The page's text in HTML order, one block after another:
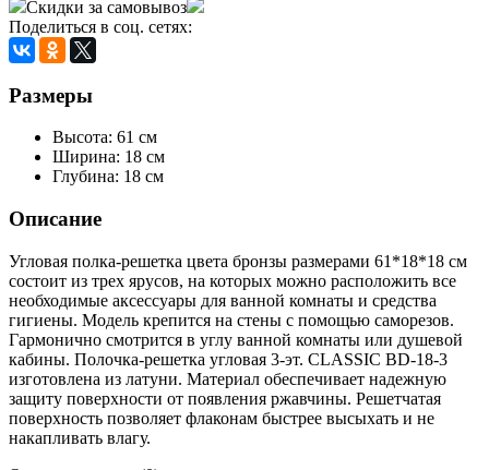
Скидки за самовывоз
Поделиться в соц. сетях:
Размеры
Высота: 61 см
Ширина: 18 см
Глубина: 18 см
Описание
Угловая полка-решетка цвета бронзы размерами 61*18*18 см
состоит из трех ярусов, на которых можно расположить все
необходимые аксессуары для ванной комнаты и средства
гигиены. Модель крепится на стены с помощью саморезов.
Гармонично смотрится в углу ванной комнаты или душевой
кабины. Полочка-решетка угловая 3-эт. СLASSIC ВD-18-3
изготовлена из латуни. Материал обеспечивает надежную
защиту поверхности от появления ржавчины. Решетчатая
поверхность позволяет флаконам быстрее высыхать и не
накапливать влагу.